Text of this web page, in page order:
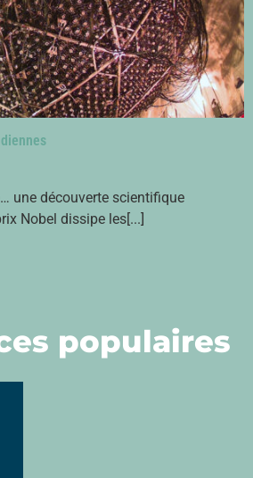
une découverte scientifique
Nobel dissipe les[...]
populaires